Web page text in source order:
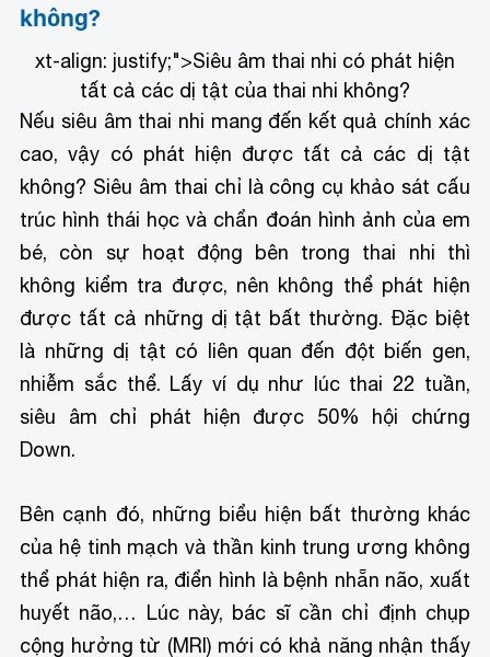
không?
xt-align: justify;">Siêu âm thai nhi có phát hiện
tất cả các dị tật của thai nhi không?
Nếu siêu âm thai nhi mang đến kết quả chính xác
cao, vậy có phát hiện được tất cả các dị tật
không? Siêu âm thai chỉ là công cụ khảo sát cấu
trúc hình thái học và chẩn đoán hình ảnh của em
bé, còn sự hoạt động bên trong thai nhi thì
không kiểm tra được, nên không thể phát hiện
được tất cả những dị tật bất thường. Đặc biệt
là những dị tật có liên quan đến đột biến gen,
nhiễm sắc thể. Lấy ví dụ như lúc thai 22 tuần,
siêu âm chỉ phát hiện được 50% hội chứng
Down.
Bên cạnh đó, những biểu hiện bất thường khác
của hệ tinh mạch và thần kinh trung ương không
thể phát hiện ra, điển hình là bệnh nhẵn não, xuất
huyết não,… Lúc này, bác sĩ cần chỉ định chụp
cộng hưởng từ (MRI) mới có khả năng nhận thấy